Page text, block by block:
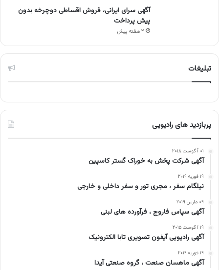
آگهی سرای ایرانی، فروش اقساطی دوچرخه بدون
پیش پرداخت
۲ هفته پیش
تبلیغات
پربازدید های رادیویی
۰۱ آگوست ۲۰۱۸
آگهی شرکت پخش به خوراک گستر کاسپین
۱۹ فوریه ۲۰۱۹
نیلگام سفر ، مجری تور و سفر داخلی و خارجی
۰۹ مارس ۲۰۱۹
آگهی سپاس فاروج ، فرآورده های لبنی
۱۹ آگوست ۲۰۱۵
آگهی رادیویی آیفون تصویری تابا الکترونیک
۱۹ فوریه ۲۰۱۹
آگهی ماهسان صنعت ، گروه صنعتی آیدا